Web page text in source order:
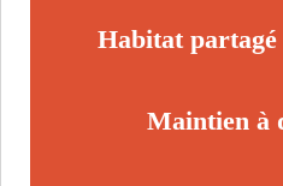
Habitat
Maintien à